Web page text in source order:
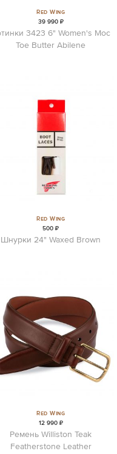
Red Wing
39 990 ₽
3423 6" Women's Moc
Toe Butter Abilene
Red Wing
500 ₽
Шнурки 24" Waxed Brown
Red Wing
12 990 ₽
Ремень Williston Teak
Featherstone Leather